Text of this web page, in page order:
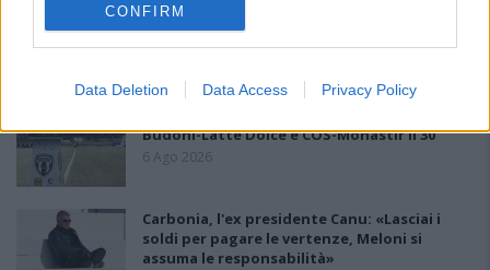
CONFIRM
Data Deletion Data Access Privacy Policy
Le 5 sarde ancora nel girone G con 8 squadre
laziali, 4 campane e la novità dei molisani del
Venafro
Budoni-Latte Dolce e COS-Monastir il 30
6 Ago 2026
Carbonia, l'ex presidente Canu: «Lasciai i
soldi per pagare le vertenze, Meloni si
assuma le responsabilità»